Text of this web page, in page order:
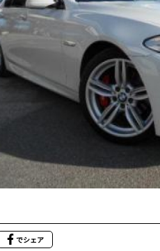
でシェア